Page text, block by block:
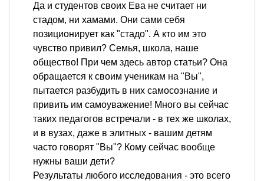
Да и студентов своих Ева не считает ни
стадом, ни хамами. Они сами себя
позиционирует как "стадо". А кто им это
чувство привил? Семья, школа, наше
общество! При чем здесь автор статьи? Она
обращается к своим ученикам на "Вы",
пытается разбудить в них самосознание и
привить им самоуважение! Много вы сейчас
таких педагогов встречали - в тех же школах,
и в вузах, даже в элитных - вашим детям
часто говорят "Вы"? Кому сейчас вообще
нужны ваши дети?
Результаты любого исследования - это всего